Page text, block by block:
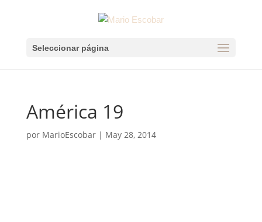
Seleccionar página
América 19
por MarioEscobar| May 28, 2014